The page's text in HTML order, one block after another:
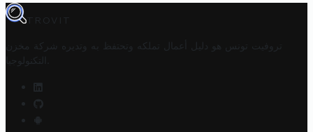
TROVIT
تروفيت تونس هو دليل أعمال تملكه وتحتفظ به وتديره
شركة مخزن
التكنولوجيا